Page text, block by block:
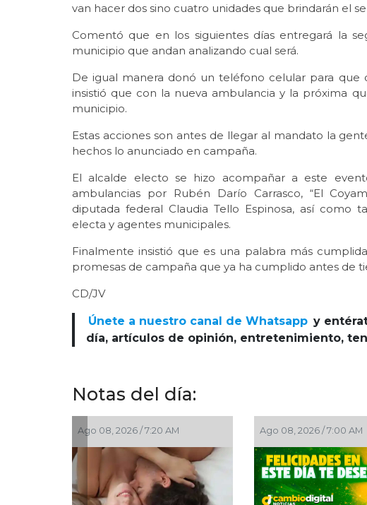
van hacer dos sino cuatro unidades que brindarán el
Comentó que en los siguientes días entregará la
municipio que andan analizando cual será.
De igual manera donó un teléfono celular para que
insistió que con la nueva ambulancia y la próxima
municipio.
Estas acciones son antes de llegar al mandato la
hechos lo anunciado en campaña.
El alcalde electo se hizo acompañar a este
ambulancias por Rubén Darío Carrasco, “El
diputada federal Claudia Tello Espinosa, así como
electa y agentes municipales.
Finalmente insistió que es una palabra más
promesas de campaña que ya ha cumplido antes de
CD/JV
Únete a nuestro canal de Whatsapp y
día, artículos de opinión, entretenimiento,
Notas del día:
Ago 08, 2026 / 7:00 AM Ago 08,